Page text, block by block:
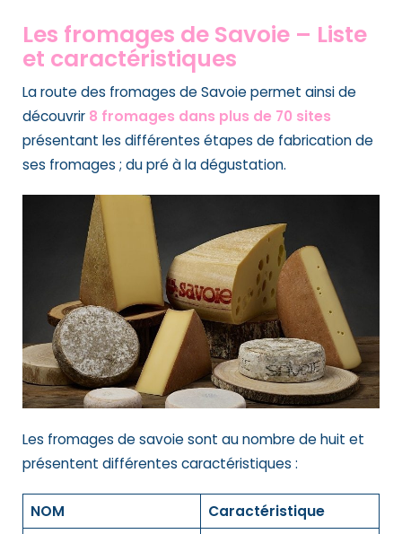
Les fromages de Savoie – Liste
et caractéristiques
La route des fromages de Savoiepermet ainsi de
découvrir 8 fromages dans plus de 70 sites
présentant les différentes étapes de fabrication de
ses fromages ; du pré à la dégustation.
Les fromages de savoie sont au nombre de huit et
présentent différentes caractéristiques :
NOM Caractéristique